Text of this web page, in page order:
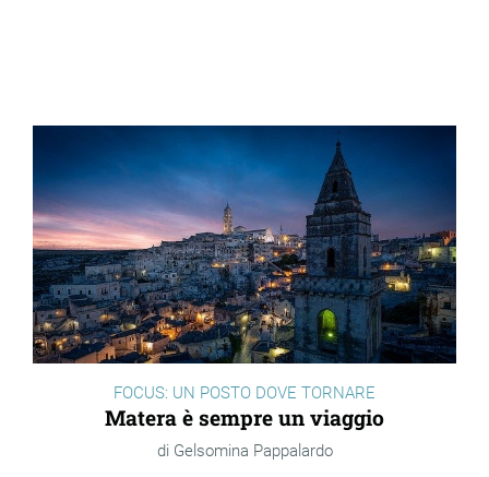
FOCUS: UN POSTO DOVE TORNARE
Matera è sempre un viaggio
Gelsomina Pappalardo